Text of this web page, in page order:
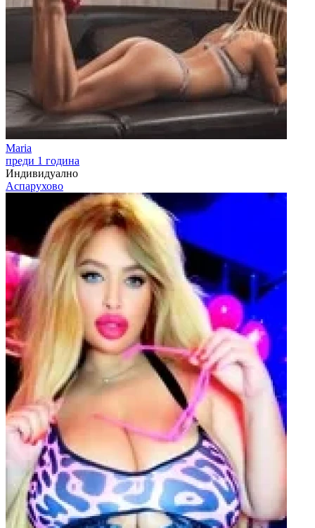
Maria
преди 1 година
Индивидуално
Аспарухово